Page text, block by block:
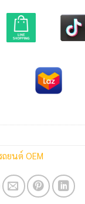
ถยนต์ OEM